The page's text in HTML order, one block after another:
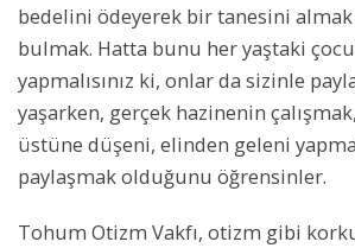
bedelini ödeyerek bir tanesini
bulmak. Hatta bunu her yaştaki
yapmalısınız ki, onlar da sizinle
yaşarken, gerçek hazinenin
üstüne düşeni, elinden geleni
paylaşmak olduğunu öğrensinler.
Tohum Otizm Vakfı, otizm gibi